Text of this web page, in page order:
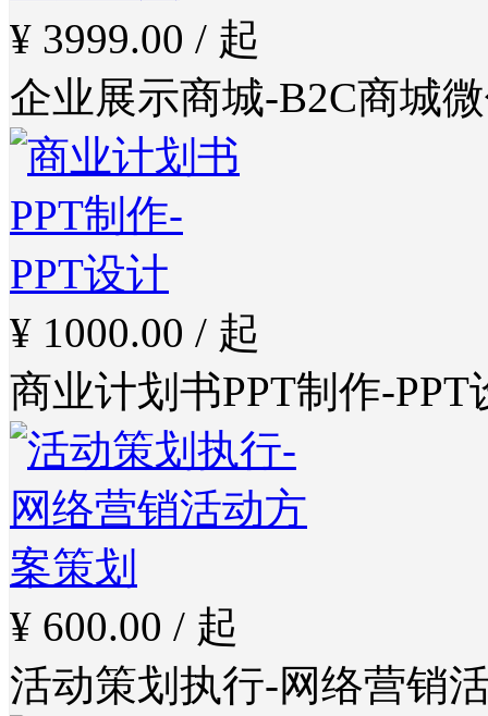
¥ 3999.00 / 起
企业展示商城-B2C商城
¥ 1000.00 / 起
商业计划书PPT制作-PPT
¥ 600.00 / 起
活动策划执行-网络营销